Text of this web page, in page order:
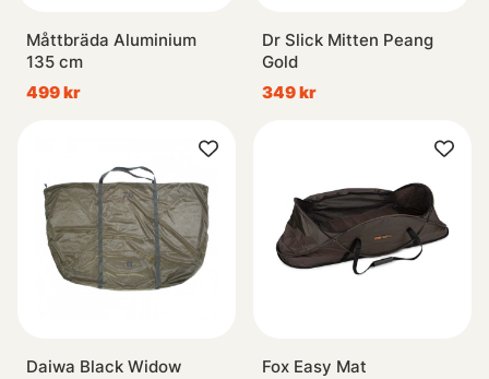
Måttbräda Aluminium
135 cm
499 kr
Dr Slick Mitten Peang
Gold
349 kr
Daiwa Black Widow
Fox Easy Mat